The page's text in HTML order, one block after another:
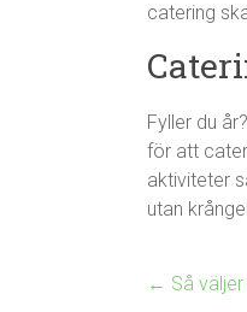
catering
Fyller du
för att
aktiviteter
utan
← Så